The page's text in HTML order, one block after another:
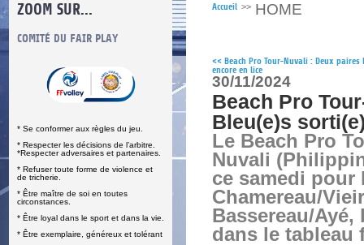
ZOOM SUR...
COMITÉ DU FAIR PLAY
* Se conformer aux règles du jeu.
* Respecter les décisions de l’arbitre.
*Respecter adversaires et partenaires.
* Refuser toute forme de violence et
de tricherie.
* Être maître de soi en toutes
circonstances.
* Être loyal dans le sport et dans la vie.
* Être exemplaire, généreux et tolérant
LUTTE CONTRE LES VIOLENCES
Accueil >> HOME
<< Beach Pro Tour-Nuvali : Deux paires
encore en lice
30/11/2024
Beach Pro
Bleu(e)s
Le Beach Pro
Nuvali
ce samedi pour
Chamereau/
Bassereau/
dans le tableau